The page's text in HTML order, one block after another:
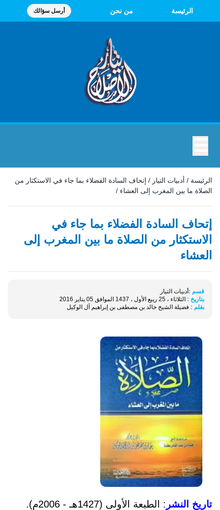
الرئيسة من نحن أرسل سؤالك
الرئيسة / أدبيات التيار / إتحاف السادة الفضلاء بما جاء في الاستكثار من
الصلاة ما بين المغرب إلى العشاء /
إتحاف السادة الفضلاء بما جاء في
الاستكثار من الصلاة ما بين المغرب إلى
العشاء
قسم : أدبيات التيار
بتاريخ : الثلاثاء ، 25 ربيع الأول ، 1437 الموافق 05 يناير 2016
بقلم : فضيلة الشيخ خالد بن مصطفى بن إبراهيم آل الوكيل
تاريخ النشر : الطبعة الأولى (1427هـ - 2006م).